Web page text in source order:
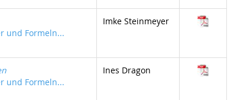
und Formeln...
Imke Steinmeyer
und Formeln...
Ines Dragon